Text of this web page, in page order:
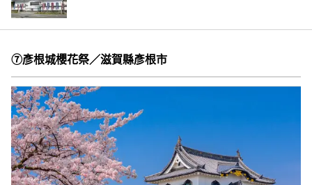
⑦彥根城櫻花祭／滋賀縣彥根市